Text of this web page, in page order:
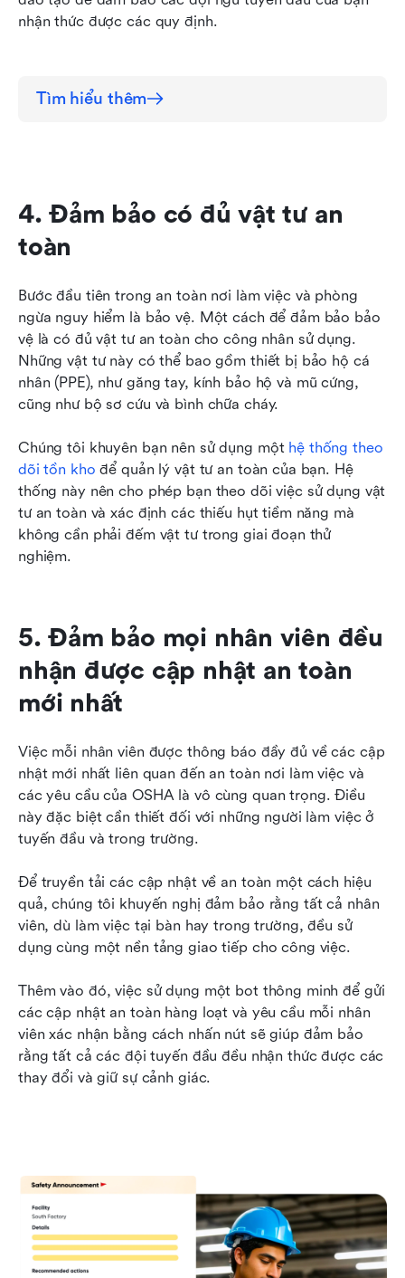
nhận thức được các quy định.
Tìm hiểu thêm
4. Đảm bảo có đủ vật tư an
toàn
Bước đầu tiên trong an toàn nơi làm việc và phòng
ngừa nguy hiểm là bảo vệ. Một cách để đảm bảo bảo
vệ là có đủ vật tư an toàn cho công nhân sử dụng.
Những vật tư này có thể bao gồm thiết bị bảo hộ cá
nhân (PPE), như găng tay, kính bảo hộ và mũ cứng,
cũng như bộ sơ cứu và bình chữa cháy.
Chúng tôi khuyên bạn nên sử dụng một hệ thống theo
dõi tồn kho để quản lý vật tư an toàn của bạn. Hệ
thống này nên cho phép bạn theo dõi việc sử dụng vật
tư an toàn và xác định các thiếu hụt tiềm năng mà
không cần phải đếm vật tư trong giai đoạn thử
nghiệm.
5. Đảm bảo mọi nhân viên đều
nhận được cập nhật an toàn
mới nhất
Việc mỗi nhân viên được thông báo đầy đủ về các cập
nhật mới nhất liên quan đến an toàn nơi làm việc và
các yêu cầu của OSHA là vô cùng quan trọng. Điều
này đặc biệt cần thiết đối với những người làm việc ở
tuyến đầu và trong trường.
Để truyền tải các cập nhật về an toàn một cách hiệu
quả, chúng tôi khuyến nghị đảm bảo rằng tất cả nhân
viên, dù làm việc tại bàn hay trong trường, đều sử
dụng cùng một nền tảng giao tiếp cho công việc.
Thêm vào đó, việc sử dụng một bot thông minh để gửi
các cập nhật an toàn hàng loạt và yêu cầu mỗi nhân
viên xác nhận bằng cách nhấn nút sẽ giúp đảm bảo
rằng tất cả các đội tuyến đầu đều nhận thức được các
thay đổi và giữ sự cảnh giác.